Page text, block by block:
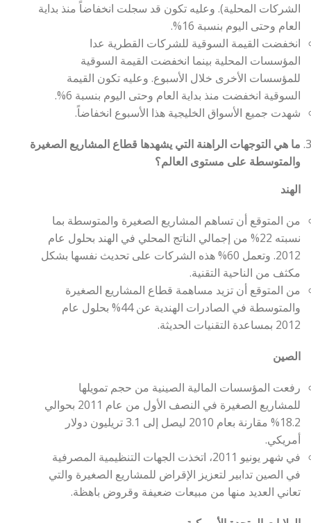
الشركات المحلية). وعليه تكون قد سجلت انخفاضاً منذ بداية
العام وحتى اليوم بنسبة 16%.
انخفضت القيمة السوقية للشركات القطرية عدا
المؤسسات المحلية بينما انخفضت القيمة السوقية
للمؤسسات الأخرى خلال الأسبوع. وعليه تكون القيمة
السوقية انخفضت منذ بداية العام وحتى اليوم بنسبة 6%.
شهدت جميع الأسواق الخليجية هذا الأسبوع انخفاضاً.
ما هي التوجهات الراهنة التي يشهدها قطاع المشاريع الصغيرة
والمتوسطة على مستوى العالم؟
الهند
من المتوقع أن تساهم المشاريع الصغيرة والمتوسطة بما
نسبته 22% من إجمالي الناتج المحلي في الهند بحلول عام
2012. وتعمل 60% هذه الشركات على تحديث نفسها بشكل
مكثف من الناحية التقنية.
من المتوقع أن تزيد مساهمة قطاع المشاريع الصغيرة
والمتوسطة في الصادرات الهندية عن 44% بحلول عام
2012 بمساعدة التقنيات الحديثة.
الصين
رفعت المؤسسات المالية الصينية من حجم تمويلها
للمشاريع الصغيرة في النصف الأول من عام 2011 بحوالي
18.2% مقارنة بعام 2010 ليصل إلى 3.1 تريليون دولار
أمريكي.
في شهر يونيو 2011، اتخذت الجهات التنظيمية المصرفية
في الصين تدابير لتعزيز الإقراض للمشاريع الصغيرة والتي
تعاني العديد منها من مبيعات ضعيفة وقروض باهظة.